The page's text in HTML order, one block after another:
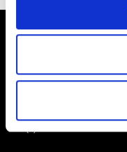
Nordstock Ltd Oy
Puh: +358 9 420 96 00
info(a)nordstock.fi